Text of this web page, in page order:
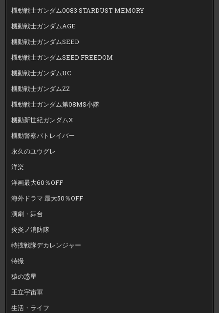
機動戦士ガンダム0083 STARDUST MEMORY
機動戦士ガンダムAGE
機動戦士ガンダムSEED
機動戦士ガンダムSEED FREEDOM
機動戦士ガンダムUC
機動戦士ガンダムZZ
機動戦士ガンダム第08MS小隊
機動新世紀ガンダムX
機動警察パトレイバー
永久のユウグレ
洋楽
洋画最大60％OFF
海外ドラマ 最大50％OFF
演劇・舞台
炎炎ノ消防隊
特捜戦隊デカレンジャー
特撮
猿の惑星
王立宇宙軍
生活・ライフ